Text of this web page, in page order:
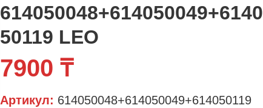
614050048+614050049+6140
50119 LEO
7900 ₸
Артикул: 614050048+614050049+614050119